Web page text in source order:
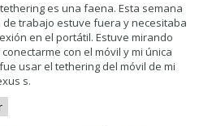
es una faena. Esta semana
de trabajo estuve fuera y necesitaba
en el portátil. Estuve mirando
con el móvil y mi única
usar el tethering del móvil de mi
s.